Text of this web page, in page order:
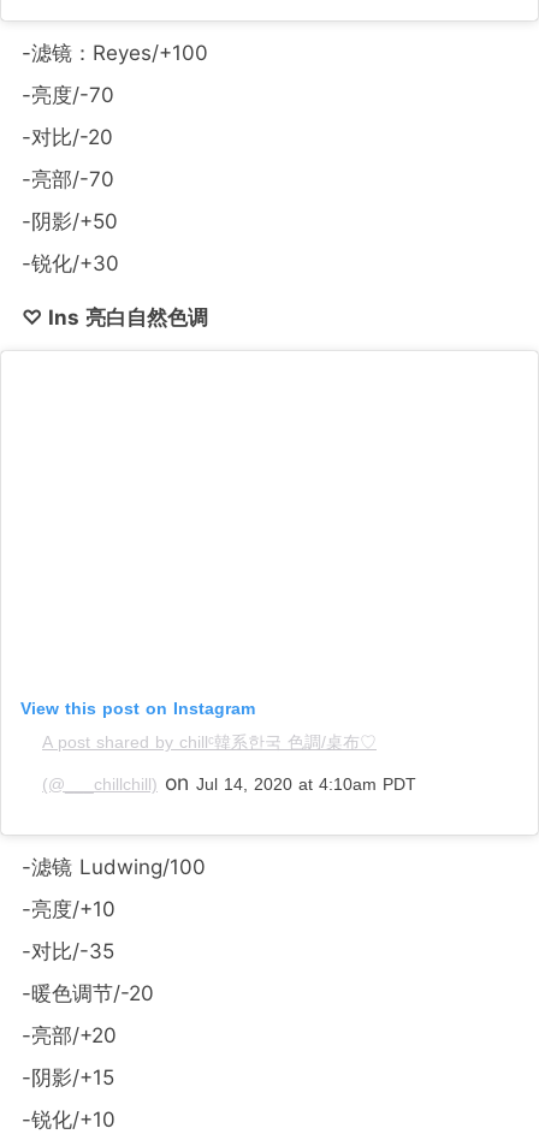
-滤镜：Reyes/+100
-亮度/-70
-对比/-20
-亮部/-70
-阴影/+50
-锐化/+30
♡ Ins 亮白自然色调
View this post on Instagram
A post shared by chillᶜ韓系한국 色調/桌布♡
(@___chillchill) on Jul 14, 2020 at 4:10am PDT
-滤镜 Ludwing/100
-亮度/+10
-对比/-35
-暖色调节/-20
-亮部/+20
-阴影/+15
-锐化/+10